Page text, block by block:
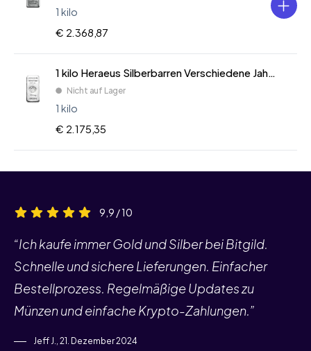
1 kilo
€ 2.368,87
1 kilo Heraeus Silberbarren Verschiedene Jahre
Nicht auf Lager
1 kilo
€ 2.175,35
9,9 / 10
“Ich kaufe immer Gold und Silber bei Bitgild.
Schnelle und sichere Lieferungen. Einfacher
Bestellprozess. Regelmäßige Updates zu
Münzen und einfache Krypto-Zahlungen.”
Jeff J., 21. Dezember 2024